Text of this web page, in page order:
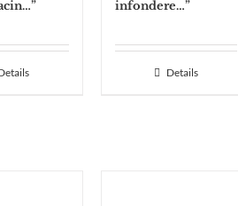
infondere…”
Details